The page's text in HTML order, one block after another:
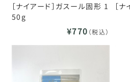
［ナイアード］ガスール固形 1
50g
¥770 （税込）
［